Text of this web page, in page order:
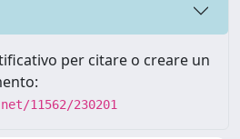
per citare o creare un
11562/230201